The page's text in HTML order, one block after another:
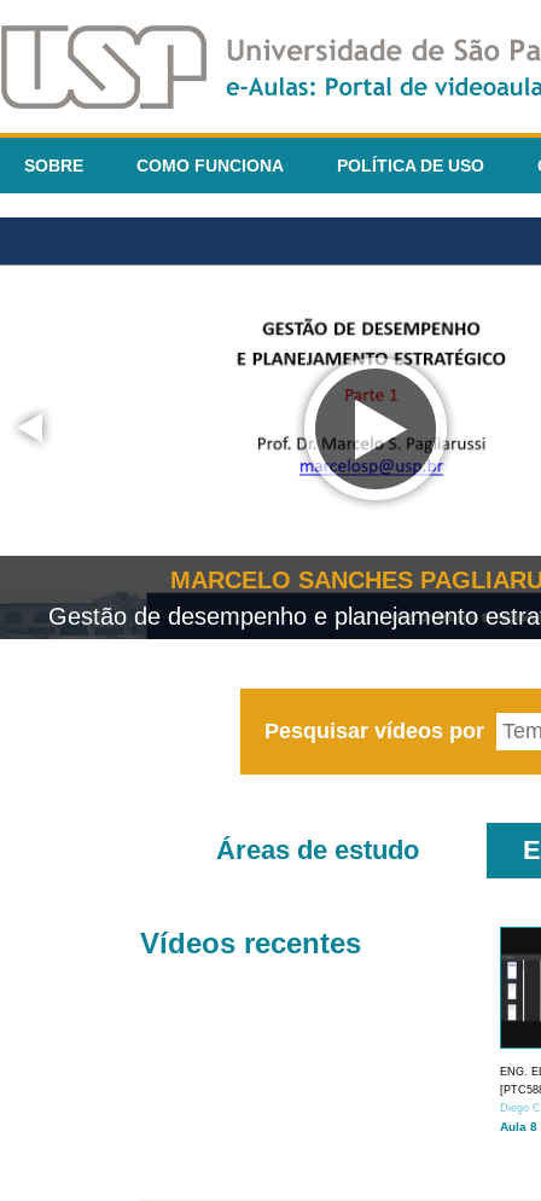
SOBRE COMO FUNCIONA POLÍTICA DE USO
MARCELO SANCHES
Gestão de desempenho e planejamento
Pesquisar vídeos por
Áreas de estudo
Vídeos recentes
ENG.
Diego
Aula 8